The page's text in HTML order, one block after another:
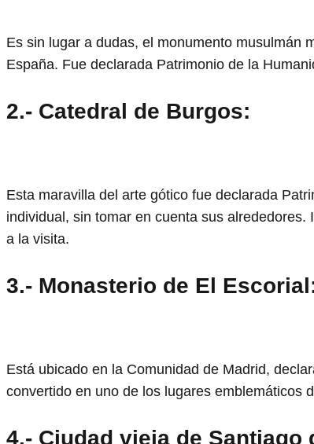
Es sin lugar a dudas, el monumento musulmán
España. Fue declarada Patrimonio de la
2.- Catedral de Burgos:
Esta maravilla del arte gótico fue declarada
individual, sin tomar en cuenta sus
a la visita.
3.- Monasterio de El
Está ubicado en la Comunidad de Madrid,
convertido en uno de los lugares emblemáticos
4.- Ciudad vieja de Santiago